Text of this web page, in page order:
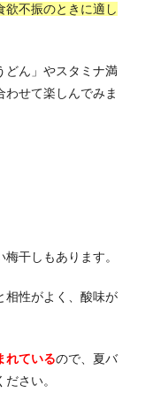
欲不振のときに適し
どん」やスタミナ満
わせて楽しんでみま
干しもあります。
相性がよく、酸味が
れているので、夏バ
さい。